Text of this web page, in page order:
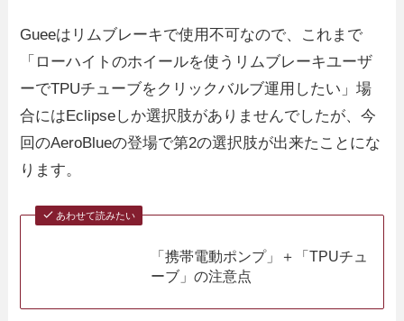
Gueeはリムブレーキで使用不可なので、これまで
「ローハイトのホイールを使うリムブレーキユーザ
ーでTPUチューブをクリックバルブ運用したい」場
合にはEclipseしか選択肢がありませんでしたが、今
回のAeroBlueの登場で第2の選択肢が出来たことにな
ります。
あわせて読みたい
「携帯電動ポンプ」＋「TPUチュ
ーブ」の注意点